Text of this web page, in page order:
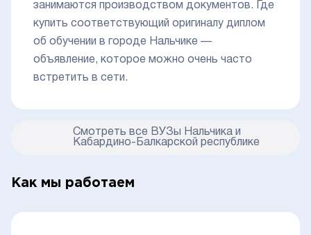
занимаются производством документов. Где
купить соответствующий оригиналу диплом
об обучении в городе Нальчике —
объявление, которое можно очень часто
встретить в сети.
Смотреть все ВУЗы Нальчика и
Кабардино-Балкарской республике
Как мы работаем